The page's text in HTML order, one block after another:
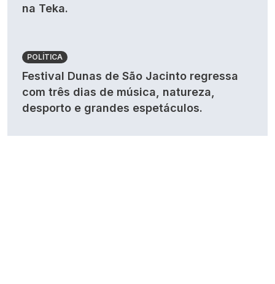
na Teka.
POLÍTICA
Festival Dunas de São Jacinto regressa
com três dias de música, natureza,
desporto e grandes espetáculos.